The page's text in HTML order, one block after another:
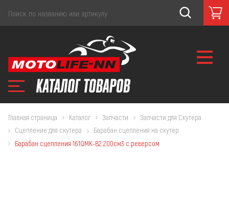
Главная страница Каталог Запчасти
Запчасти для Скутера
Сцепление для скутера
Барабан сцепления на скутер
Барабан сцепления 161QMK-B2 200см3 с реверсом